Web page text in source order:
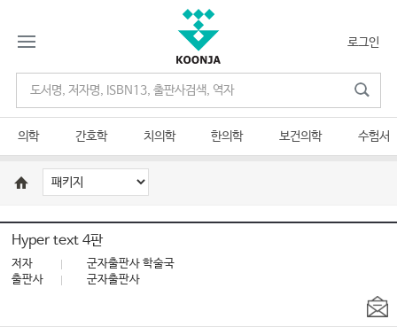
로그인
의학 간호학 치의학 한의학 보건의학 수험서
Hyper text 4판
저자
군자출판사 학술국
출판사
군자출판사